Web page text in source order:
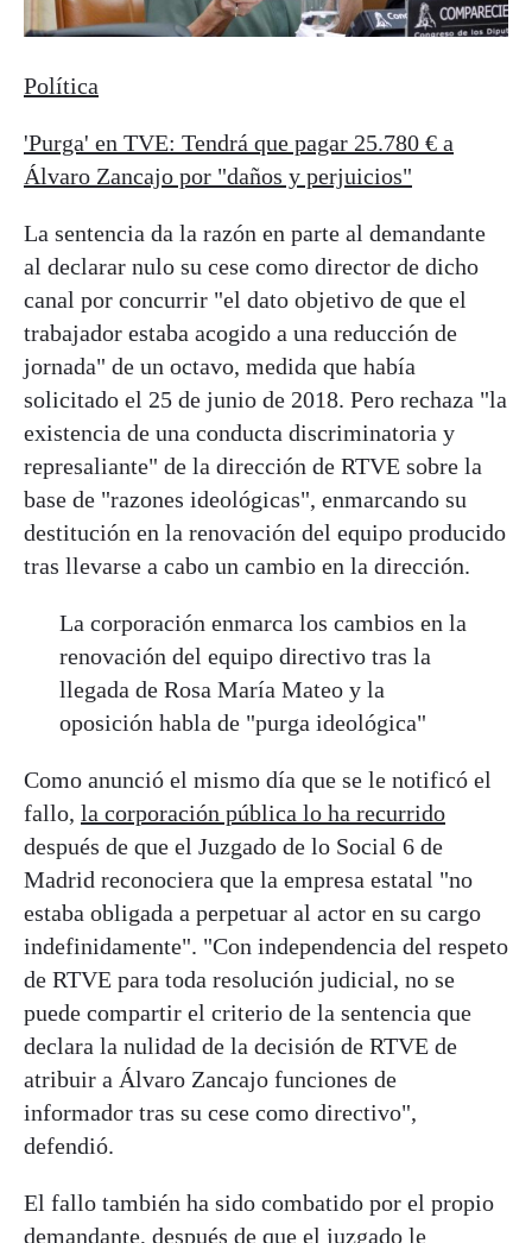
Política
'Purga' en TVE: Tendrá que pagar 25.780 € a
Álvaro Zancajo por "daños y perjuicios"
La sentencia da la razón en parte al demandante
al declarar nulo su cese como director de dicho
canal por concurrir "el dato objetivo de que el
trabajador estaba acogido a una reducción de
jornada" de un octavo, medida que había
solicitado el 25 de junio de 2018. Pero rechaza "la
existencia de una conducta discriminatoria y
represaliante" de la dirección de RTVE sobre la
base de "razones ideológicas", enmarcando su
destitución en la renovación del equipo producido
tras llevarse a cabo un cambio en la dirección.
La corporación enmarca los cambios en la
renovación del equipo directivo tras la
llegada de Rosa María Mateo y la
oposición habla de "purga ideológica"
Como anunció el mismo día que se le notificó el
fallo, la corporación pública lo ha recurrido
después de que el Juzgado de lo Social 6 de
Madrid reconociera que la empresa estatal "no
estaba obligada a perpetuar al actor en su cargo
indefinidamente". "Con independencia del respeto
de RTVE para toda resolución judicial, no se
puede compartir el criterio de la sentencia que
declara la nulidad de la decisión de RTVE de
atribuir a Álvaro Zancajo funciones de
informador tras su cese como directivo",
defendió.
El fallo también ha sido combatido por el propio
demandante, después de que el juzgado le